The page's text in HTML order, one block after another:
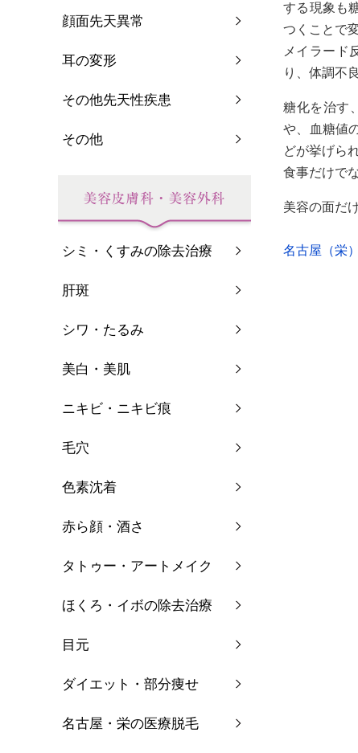
する現象も
つくことで
メイラード
り、体調不
糖化を治す
や、血糖値
どが挙げら
食事だけで
美容の面だ
名古屋（栄
顔面先天異常
耳の変形
その他先天性疾患
その他
シミ・くすみの除去治療
肝斑
シワ・たるみ
美白・美肌
ニキビ・ニキビ痕
毛穴
色素沈着
赤ら顔・酒さ
タトゥー・アートメイク
ほくろ・イボの除去治療
目元
ダイエット・部分痩せ
名古屋・栄の医療脱毛